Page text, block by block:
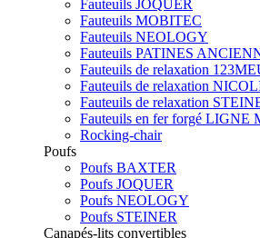
Fauteuils JOQUER
Fauteuils MOBITEC
Fauteuils NEOLOGY
Fauteuils PATINES
Fauteuils de relaxation
Fauteuils de relaxation
Fauteuils de relaxation
Fauteuils en fer forgé LIGNE
Rocking-chair
Poufs
Poufs BAXTER
Poufs JOQUER
Poufs NEOLOGY
Poufs STEINER
Canapés-lits convertibles